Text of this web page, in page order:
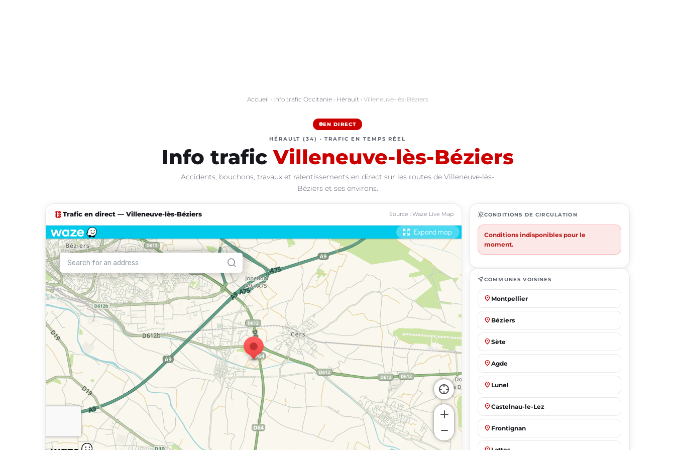
Accueil › Info trafic Occitanie› Hérault › Villeneuve-lès-Béziers
EN DIRECT
HÉRAULT (34) · TRAFIC EN TEMPS RÉEL
Info traficVilleneuve-lès-Béziers
Accidents, bouchons, travaux et ralentissements en direct sur les routes de Villeneuve-lès-
Béziers et ses environs.
traffic Trafic en direct — Villeneuve-lès-Béziers Source : Waze Live Map routineCONDITIONS DE CIRCULATION
Conditions indisponibles pour le
moment.
near_meCOMMUNES VOISINES
place Montpellier
place Béziers
place Sète
place Agde
place Lunel
place Castelnau-le-Lez
place Frontignan